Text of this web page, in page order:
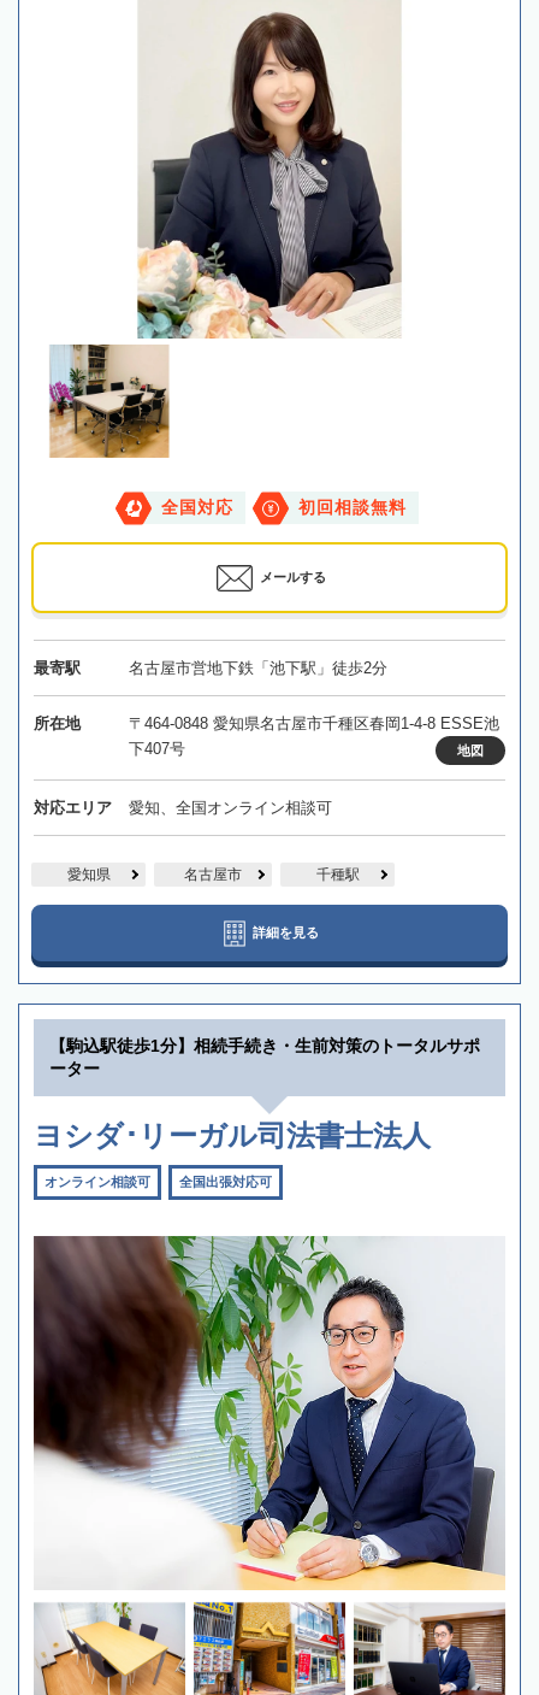
全国対応 初回相談無料
メールする
最寄駅 名古屋市営地下鉄「池下駅」徒歩2分
所在地
〒464-0848 愛知県名古屋市千種区春岡1-4-8 ESSE池
下407号
地図
対応エリア 愛知、全国オンライン相談可
愛知県 名古屋市 千種駅
詳細を見る
【駒込駅徒歩1分】相続手続き・生前対策のトータルサポ
ーター
ヨシダ･リーガル司法書士法人
オンライン相談可 全国出張対応可